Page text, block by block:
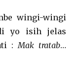
wingi-wingi
yo isih jelas
:Mak tratab…